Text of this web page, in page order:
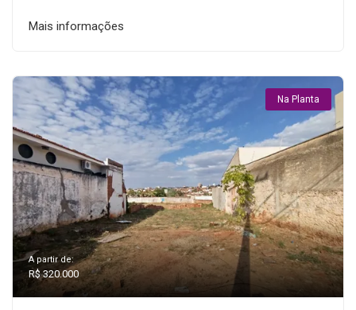
Mais informações
Na Planta
A partir de:
R$ 320.000